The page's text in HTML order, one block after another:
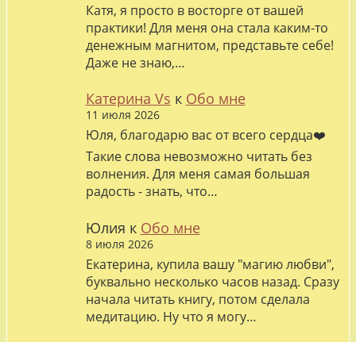
Катя, я просто в восторге от вашей
практики! Для меня она стала каким-то
денежным магнитом, представьте себе!
Даже не знаю,…
Катерина Vs к Обо мне
11 июля 2026
Юля, благодарю вас от всего сердца❤️
Такие слова невозможно читать без
волнения. Для меня самая большая
радость - знать, что…
Юлия к Обо мне
8 июля 2026
Екатерина, купила вашу "магию любви",
буквально несколько часов назад. Сразу
начала читать книгу, потом сделала
медитацию. Ну что я могу…